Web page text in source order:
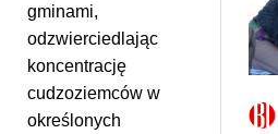
gminami,
odzwierciedlając
koncentrację
cudzoziemców w
określonych